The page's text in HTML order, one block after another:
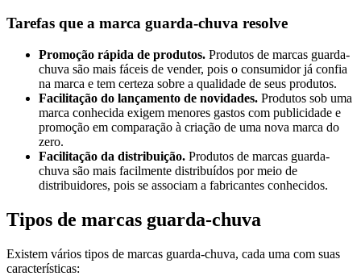
Tarefas que a marca guarda-chuva resolve
Promoção rápida de produtos. Produtos de marcas guarda-
chuva são mais fáceis de vender, pois o consumidor já confia
na marca e tem certeza sobre a qualidade de seus produtos.
Facilitação do lançamento de novidades. Produtos sob uma
marca conhecida exigem menores gastos com publicidade e
promoção em comparação à criação de uma nova marca do
zero.
Facilitação da distribuição. Produtos de marcas guarda-
chuva são mais facilmente distribuídos por meio de
distribuidores, pois se associam a fabricantes conhecidos.
Tipos de marcas guarda-chuva
Existem vários tipos de marcas guarda-chuva, cada uma com suas
características: